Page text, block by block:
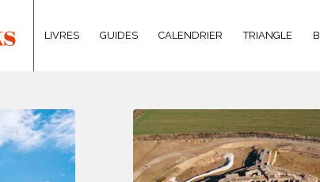
LIVRES GUIDES CALENDRIER TRIANGLE